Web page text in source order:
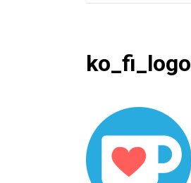
ko_fi_logo